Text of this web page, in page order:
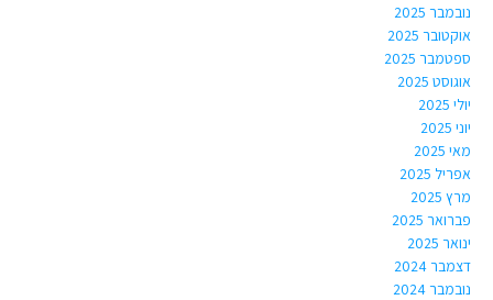
נובמבר 2025
אוקטובר 2025
ספטמבר 2025
אוגוסט 2025
יולי 2025
יוני 2025
מאי 2025
אפריל 2025
מרץ 2025
פברואר 2025
ינואר 2025
דצמבר 2024
נובמבר 2024